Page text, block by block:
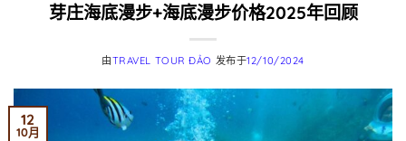
芽庄海底漫步+海底漫步价格2025年回顾
由TRAVEL TOUR ĐẢO 发布于12/10/2024
12
10月